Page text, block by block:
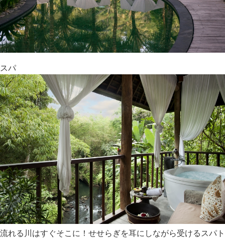
スパ
流れる川はすぐそこに！せせらぎを耳にしながら受けるスパト